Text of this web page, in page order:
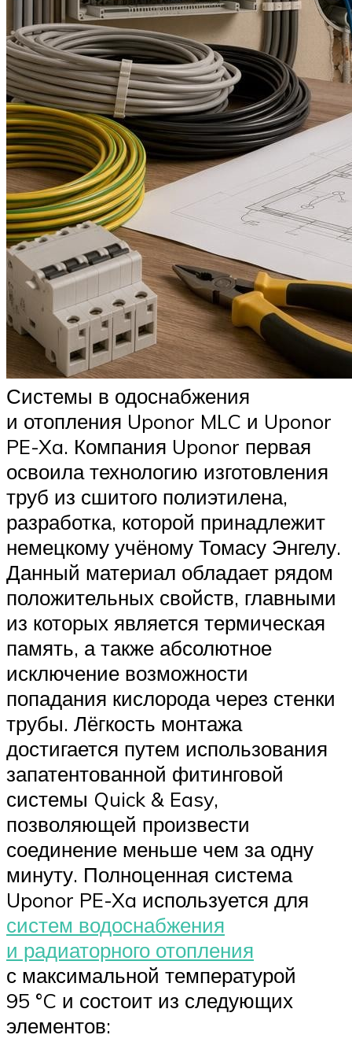
Системы в одоснабжения
и отопления Uponor MLC и Uponor
PE-Xa. Компания Uponor первая
освоила технологию изготовления
труб из сшитого полиэтилена,
разработка, которой принадлежит
немецкому учёному Томасу Энгелу.
Данный материал обладает рядом
положительных свойств, главными
из которых является термическая
память, а также абсолютное
исключение возможности
попадания кислорода через стенки
трубы. Лёгкость монтажа
достигается путем использования
запатентованной фитинговой
системы Quick & Easy,
позволяющей произвести
соединение меньше чем за одну
минуту. Полноценная система
Uponor PE-Xa используется для
систем водоснабжения
и радиаторного отопления
с максимальной температурой
95 °C и состоит из следующих
элементов: